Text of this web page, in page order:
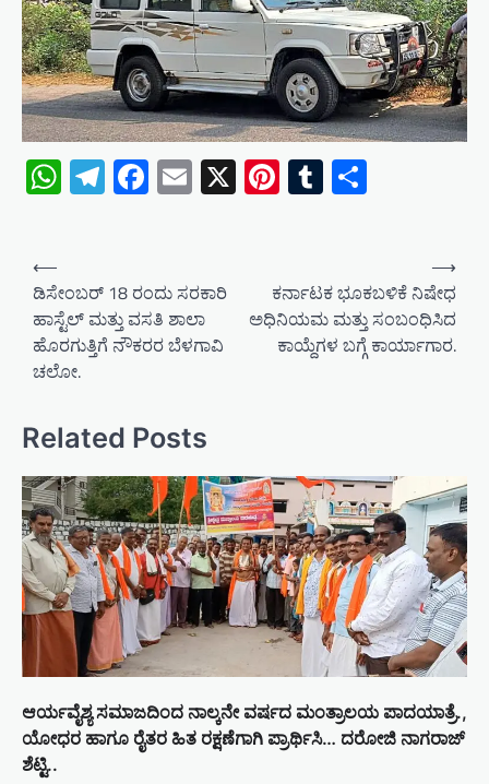
WhatsApp
Telegram
Facebook
Email
X Pinterest
Tumblr
a
i
g
a
t
i
o
⟵
ಡಿಸೇಂಬರ್ 18 ರಂದು ಸರಕಾರಿ
ಹಾಸ್ಟೆಲ್ ಮತ್ತು ವಸತಿ ಶಾಲಾ
ಹೊರಗುತ್ತಿಗೆ ನೌಕರರ ಬೆಳಗಾವಿ
ಚಲೋ.
ಕರ್ನಾಟಕ ಭೂಕಬಳಿಕೆ ನಿಷೇಧ
ಅಧಿನಿಯಮ ಮತ್ತು ಸಂಬಂಧಿಸಿದ
ಕಾಯ್ದೆಗಳ ಬಗ್ಗೆ ಕಾರ್ಯಾಗಾರ.
⟶
Related Posts
ಆರ್ಯವೈಶ್ಯ ಸಮಾಜದಿಂದ ನಾಲ್ಕನೇ ವರ್ಷದ ಮಂತ್ರಾಲಯ ಪಾದಯಾತ್ರೆ.,
ಯೋಧರ ಹಾಗೂ ರೈತರ ಹಿತ ರಕ್ಷಣೆಗಾಗಿ ಪ್ರಾರ್ಥಿಸಿ… ದರೋಜಿ ನಾಗರಾಜ್
ಶೆಟ್ಟಿ..